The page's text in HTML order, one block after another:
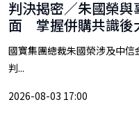
判決揭密／朱國榮
面 掌握併購共識後
國寶集團總裁朱國榮涉及中信
判...
2026-08-03 17:00